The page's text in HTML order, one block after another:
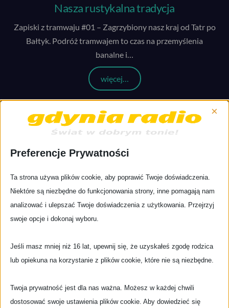
Nasza rustykalna tradycja
Zapiski z tramwaju #01 – Zagrzybiony nasz kraj od Tatr po
Bałtyk. Podróż tramwajem to czas na przemyślenia
banalne i…
więcej…
Gdynia Radio, nadaje!
Ruszamy! Budujemy trójmiejskie radio online – dla
każdego, gdziekolwiek…
więcej…
Preferencje Prywatności
×
Ta strona używa plików cookie, aby poprawić Twoje doświadczenia.
Niektóre są niezbędne do funkcjonowania strony, inne pomagają nam
analizować i ulepszać Twoje doświadczenia z użytkowania. Przejrzyj
swoje opcje i dokonaj wyboru.
Jeśli masz mniej niż 16 lat, upewnij się, że uzyskałeś zgodę rodzica
lub opiekuna na korzystanie z plików cookie, które nie są niezbędne.
Twoja prywatność jest dla nas ważna. Możesz w każdej chwili
dostosować swoje ustawienia plików cookie. Aby dowiedzieć się